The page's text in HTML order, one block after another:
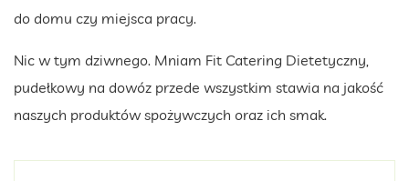
do domu czy miejsca pracy.
Nic w tym dziwnego. Mniam Fit Catering Dietetyczny,
pudełkowy na dowóz przede wszystkim stawia na jakość
naszych produktów spożywczych oraz ich smak.